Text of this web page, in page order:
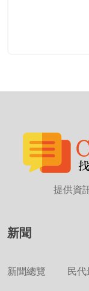
提供資
新聞
新聞總覽 民